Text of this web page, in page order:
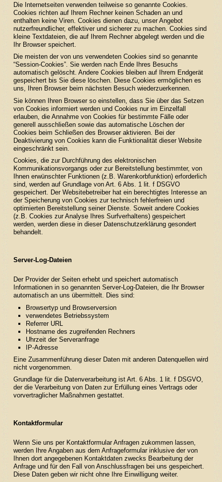
Die Internetseiten verwenden teilweise so genannte Cookies.
Cookies richten auf Ihrem Rechner keinen Schaden an und
enthalten keine Viren. Cookies dienen dazu, unser Angebot
nutzerfreundlicher, effektiver und sicherer zu machen. Cookies sind
kleine Textdateien, die auf Ihrem Rechner abgelegt werden und die
Ihr Browser speichert.
Die meisten der von uns verwendeten Cookies sind so genannte
“Session-Cookies”. Sie werden nach Ende Ihres Besuchs
automatisch gelöscht. Andere Cookies bleiben auf Ihrem Endgerät
gespeichert bis Sie diese löschen. Diese Cookies ermöglichen es
uns, Ihren Browser beim nächsten Besuch wiederzuerkennen.
Sie können Ihren Browser so einstellen, dass Sie über das Setzen
von Cookies informiert werden und Cookies nur im Einzelfall
erlauben, die Annahme von Cookies für bestimmte Fälle oder
generell ausschließen sowie das automatische Löschen der
Cookies beim Schließen des Browser aktivieren. Bei der
Deaktivierung von Cookies kann die Funktionalität dieser Website
eingeschränkt sein.
Cookies, die zur Durchführung des elektronischen
Kommunikationsvorgangs oder zur Bereitstellung bestimmter, von
Ihnen erwünschter Funktionen (z.B. Warenkorbfunktion) erforderlich
sind, werden auf Grundlage von Art. 6 Abs. 1 lit. f DSGVO
gespeichert. Der Websitebetreiber hat ein berechtigtes Interesse an
der Speicherung von Cookies zur technisch fehlerfreien und
optimierten Bereitstellung seiner Dienste. Soweit andere Cookies
(z.B. Cookies zur Analyse Ihres Surfverhaltens) gespeichert
werden, werden diese in dieser Datenschutzerklärung gesondert
behandelt.
Server-Log-Dateien
Der Provider der Seiten erhebt und speichert automatisch
Informationen in so genannten Server-Log-Dateien, die Ihr Browser
automatisch an uns übermittelt. Dies sind:
Browsertyp und Browserversion
verwendetes Betriebssystem
Referrer URL
Hostname des zugreifenden Rechners
Uhrzeit der Serveranfrage
IP-Adresse
Eine Zusammenführung dieser Daten mit anderen Datenquellen wird
nicht vorgenommen.
Grundlage für die Datenverarbeitung ist Art. 6 Abs. 1 lit. f DSGVO,
der die Verarbeitung von Daten zur Erfüllung eines Vertrags oder
vorvertraglicher Maßnahmen gestattet.
Kontaktformular
Wenn Sie uns per Kontaktformular Anfragen zukommen lassen,
werden Ihre Angaben aus dem Anfrageformular inklusive der von
Ihnen dort angegebenen Kontaktdaten zwecks Bearbeitung der
Anfrage und für den Fall von Anschlussfragen bei uns gespeichert.
Diese Daten geben wir nicht ohne Ihre Einwilligung weiter.